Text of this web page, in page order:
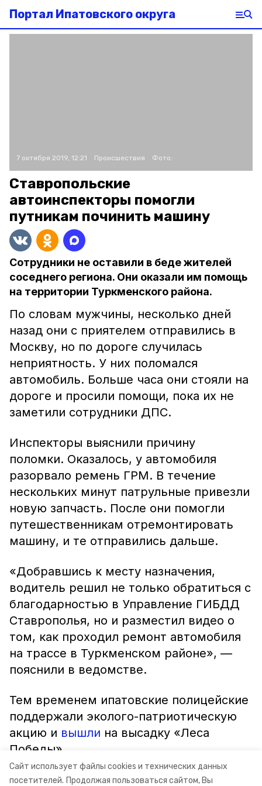
Сайт использует файлы cookies и технических данных
посетителей. Продолжая пользоваться сайтом, Вы
Портал Ипатовского округа
7 октября 2019, 12:21 Происшествия Фото:
Ставропольские
автоинспекторы помогли
путникам починить машину
Сотрудники не оставили в беде жителей
соседнего региона. Они оказали им помощь
на территории Туркменского района.
По словам мужчины, несколько дней
назад они с приятелем отправились в
Москву, но по дороге случилась
неприятность. У них поломался
автомобиль. Больше часа они стояли на
дороге и просили помощи, пока их не
заметили сотрудники ДПС.
Инспекторы выяснили причину
поломки. Оказалось, у автомобиля
разорвало ремень ГРМ. В течение
нескольких минут патрульные привезли
новую запчасть. После они помогли
путешественникам отремонтировать
машину, и те отправились дальше.
«Добравшись к месту назначения,
водитель решил не только обратиться с
благодарностью в Управление ГИБДД
Ставрополья, но и разместил видео о
том, как проходил ремонт автомобиля
на трассе в Туркменском районе», —
пояснили в ведомстве.
Тем временем ипатовские полицейские
поддержали эколого-патриотическую
акцию и вышли на высадку «Леса
Победы».
Видео: УГИБДД по СК